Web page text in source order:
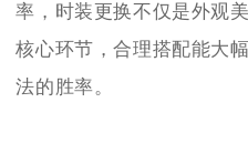
率，时装更换不仅是外观
核心环节，合理搭配能大
法的胜率。